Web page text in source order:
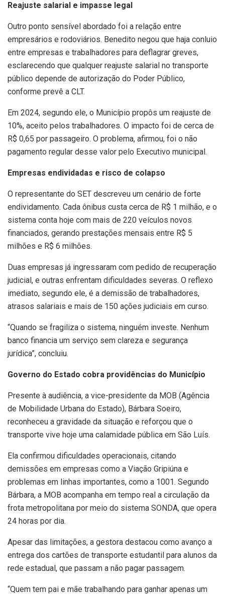
Reajuste salarial e impasse legal
Outro ponto sensível abordado foi a relação entre
empresários e rodoviários. Benedito negou que haja conluio
entre empresas e trabalhadores para deflagrar greves,
esclarecendo que qualquer reajuste salarial no transporte
público depende de autorização do Poder Público,
conforme prevê a CLT.
Em 2024, segundo ele, o Município propôs um reajuste de
10%, aceito pelos trabalhadores. O impacto foi de cerca de
R$ 0,65 por passageiro. O problema, afirmou, foi o não
pagamento regular desse valor pelo Executivo municipal.
Empresas endividadas e risco de colapso
O representante do SET descreveu um cenário de forte
endividamento. Cada ônibus custa cerca de R$ 1 milhão, e o
sistema conta hoje com mais de 220 veículos novos
financiados, gerando prestações mensais entre R$ 5
milhões e R$ 6 milhões.
Duas empresas já ingressaram com pedido de recuperação
judicial, e outras enfrentam dificuldades severas. O reflexo
imediato, segundo ele, é a demissão de trabalhadores,
atrasos salariais e mais de 150 ações judiciais em curso.
“Quando se fragiliza o sistema, ninguém investe. Nenhum
banco financia um serviço sem clareza e segurança
jurídica”, concluiu.
Governo do Estado cobra providências do Município
Presente à audiência, a vice-presidente da MOB (Agência
de Mobilidade Urbana do Estado), Bárbara Soeiro,
reconheceu a gravidade da situação e reforçou que o
transporte vive hoje uma calamidade pública em São Luís.
Ela confirmou dificuldades operacionais, citando
demissões em empresas como a Viação Gripiúna e
problemas em linhas importantes, como a 1001. Segundo
Bárbara, a MOB acompanha em tempo real a circulação da
frota metropolitana por meio do sistema SONDA, que opera
24 horas por dia.
Apesar das limitações, a gestora destacou como avanço a
entrega dos cartões de transporte estudantil para alunos da
rede estadual, que passam a não pagar passagem.
“Quem tem pai e mãe trabalhando para ganhar apenas um